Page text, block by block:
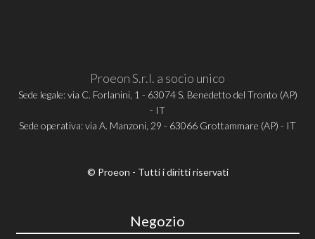
Proeon S.r.l. a socio unico
Sede legale: via C. Forlanini, 1 - 63074 S. Benedetto del Tronto (AP)
- IT
Sede operativa: via A. Manzoni, 29 - 63066 Grottammare (AP) - IT
© Proeon - Tutti i diritti riservati
Negozio